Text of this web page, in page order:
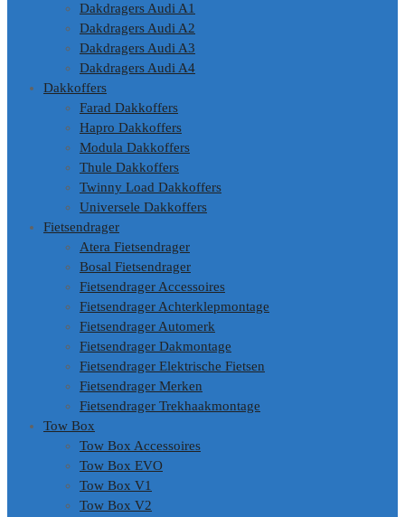
Dakdragers Audi A1
Dakdragers Audi A2
Dakdragers Audi A3
Dakdragers Audi A4
Dakkoffers
Farad Dakkoffers
Hapro Dakkoffers
Modula Dakkoffers
Thule Dakkoffers
Twinny Load Dakkoffers
Universele Dakkoffers
Fietsendrager
Atera Fietsendrager
Bosal Fietsendrager
Fietsendrager Accessoires
Fietsendrager Achterklepmontage
Fietsendrager Automerk
Fietsendrager Dakmontage
Fietsendrager Elektrische Fietsen
Fietsendrager Merken
Fietsendrager Trekhaakmontage
Tow Box
Tow Box Accessoires
Tow Box EVO
Tow Box V1
Tow Box V2